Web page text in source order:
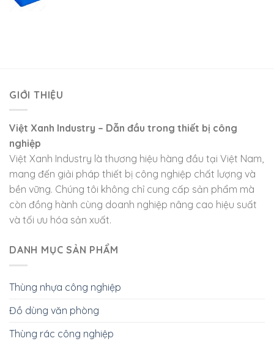
GIỚI THIỆU
Việt Xanh Industry – Dẫn đầu trong thiết bị công
nghiệp
Việt Xanh Industry là thương hiệu hàng đầu tại Việt Nam,
mang đến giải pháp thiết bị công nghiệp chất lượng và
bền vững. Chúng tôi không chỉ cung cấp sản phẩm mà
còn đồng hành cùng doanh nghiệp nâng cao hiệu suất
và tối ưu hóa sản xuất.
DANH MỤC SẢN PHẨM
Thùng nhựa công nghiệp
Đồ dùng văn phòng
Thùng rác công nghiệp